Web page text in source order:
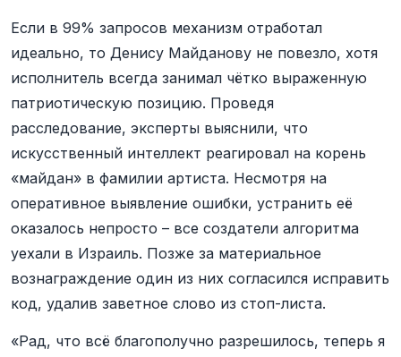
Если в 99% запросов механизм отработал
идеально, то Денису Майданову не повезло, хотя
исполнитель всегда занимал чётко выраженную
патриотическую позицию. Проведя
расследование, эксперты выяснили, что
искусственный интеллект реагировал на корень
«майдан» в фамилии артиста. Несмотря на
оперативное выявление ошибки, устранить её
оказалось непросто – все создатели алгоритма
уехали в Израиль. Позже за материальное
вознаграждение один из них согласился исправить
код, удалив заветное слово из стоп-листа.
«Рад, что всё благополучно разрешилось, теперь я